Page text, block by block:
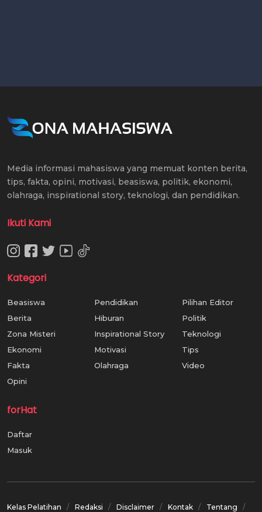
Media informasi mahasiswa yang memuat konten berita,
tips, fakta, opini, motivasi, beasiswa, politik, ekonomi,
olahraga, inspirational story, teknologi, dan pendidikan.
Ikuti Kami
Kategori
Beasiswa
Berita
Zona Misteri
Ekonomi
Fakta
Opini
Pendidikan
Hiburan
Inspirational Story
Motivasi
Olahraga
Pilihan Editor
Politik
Teknologi
Tips
Video
forHat
Daftar
Masuk
Kelas Pelatihan Redaksi Disclaimer Kontak Tentang